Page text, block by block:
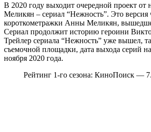
В 2020 году выходит очередной проект
Меликян – сериал “Нежность”. Это версия
короткометражки Анны Меликян,
Сериал продолжит историю героини
Трейлер сериала “Нежность” уже вышел,
съемочной площадки, дата выхода серий
ноября 2020 года.
Рейтинг 1-го сезона: КиноПоиск —